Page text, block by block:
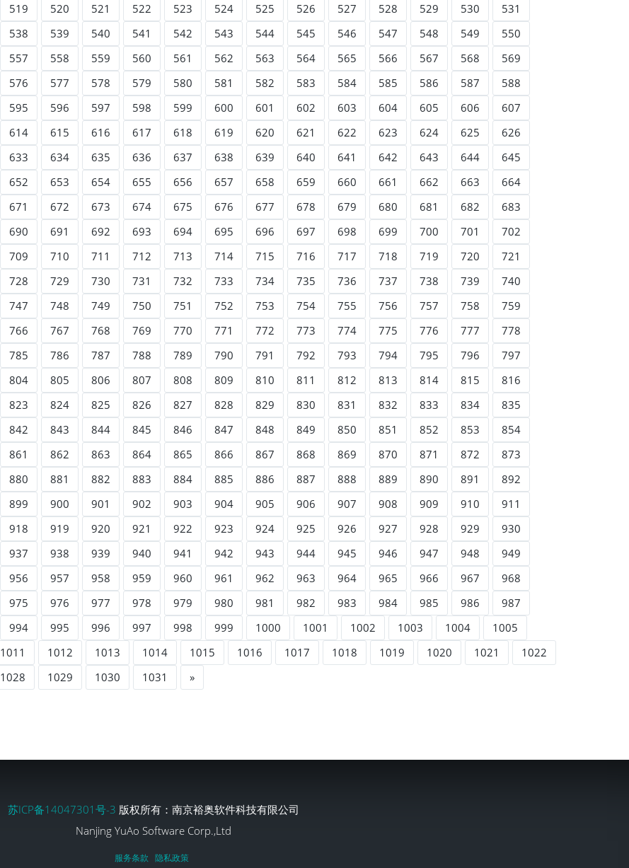
519 520 521 522 523 524 525 526 527 528 529 530
531
538 539 540 541 542 543 544 545 546 547 548 549
550
557 558 559 560 561 562 563 564 565 566 567 568
569
576 577 578 579 580 581 582 583 584 585 586 587
588
595 596 597 598 599 600 601 602 603 604 605 606
607
614 615 616 617 618 619 620 621 622 623 624 625
626
633 634 635 636 637 638 639 640 641 642 643 644
645
652 653 654 655 656 657 658 659 660 661 662 663
664
671 672 673 674 675 676 677 678 679 680 681 682
683
690 691 692 693 694 695 696 697 698 699 700 701
702
709 710 711 712 713 714 715 716 717 718 719 720
721
728 729 730 731 732 733 734 735 736 737 738 739
740
747 748 749 750 751 752 753 754 755 756 757 758
759
766 767 768 769 770 771 772 773 774 775 776 777
778
785 786 787 788 789 790 791 792 793 794 795 796
797
804 805 806 807 808 809 810 811 812 813 814 815
816
823 824 825 826 827 828 829 830 831 832 833 834
835
842 843 844 845 846 847 848 849 850 851 852 853
854
861 862 863 864 865 866 867 868 869 870 871 872
873
880 881 882 883 884 885 886 887 888 889 890 891
892
899 900 901 902 903 904 905 906 907 908 909 910
911
918 919 920 921 922 923 924 925 926 927 928 929
930
937 938 939 940 941 942 943 944 945 946 947 948
949
956 957 958 959 960 961 962 963 964 965 966 967
968
975 976 977 978 979 980 981 982 983 984 985 986
987
994 995 996 997 998 999 1000 1001 1002 1003 1004
1005
1011 1012 1013 1014 1015 1016 1017 1018 1019 1020 1021
1022
1028 1029 1030 1031 »
苏ICP备14047301号-3 版权所有：南京裕奥软件科技有限公司
Nanjing YuAo Software Corp.,Ltd
服务条款 隐私政策